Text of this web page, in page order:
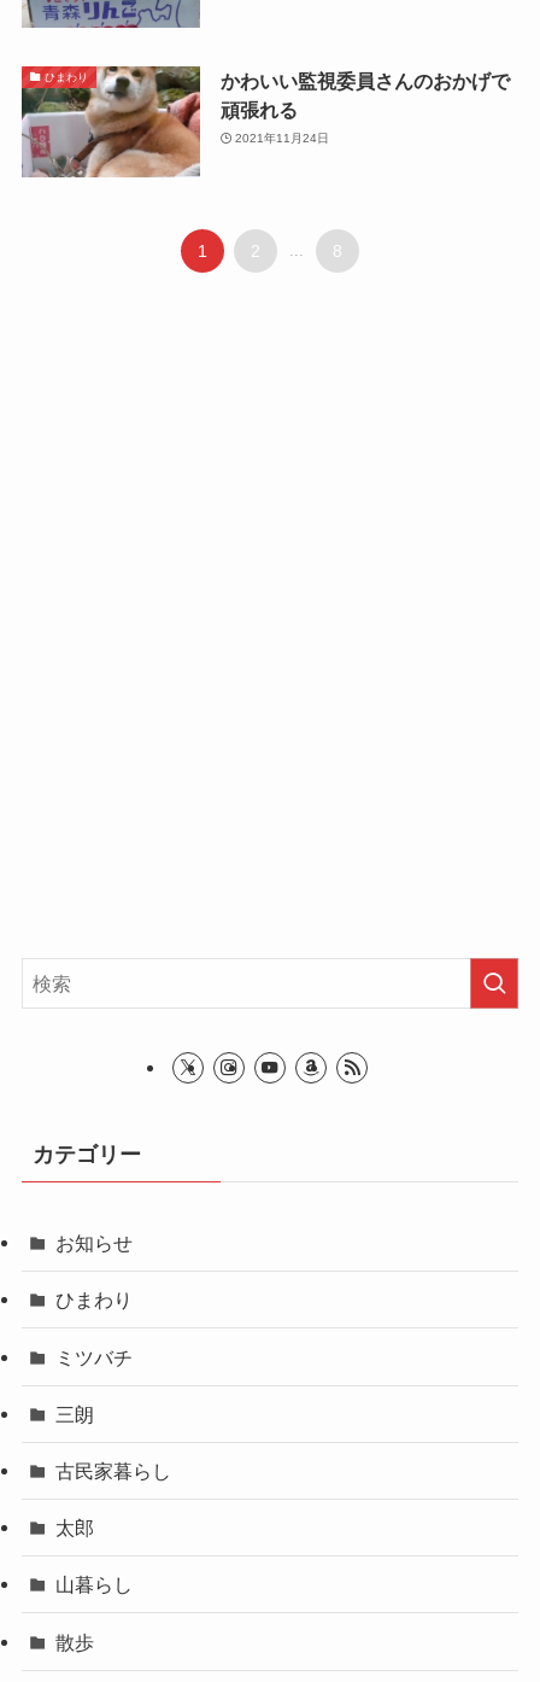
ひまわり
かわいい監視委員さんのおかげで
頑張れる
2021年11月24日
1 2 8
カテゴリー
お知らせ
ひまわり
ミツバチ
三朗
古民家暮らし
太郎
山暮らし
散歩